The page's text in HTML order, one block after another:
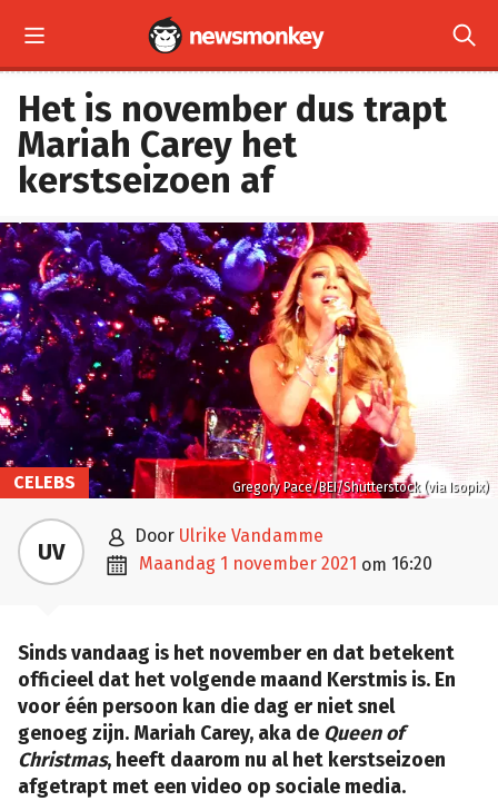
 
Het is november dus trapt
Mariah Carey het
kerstseizoen af
Gregory Pace/BEI/Shutterstock (via Isopix)
CELEBS
UV  door Ulrike Vandamme
 maandag 1 november 2021 om 16:20
Sinds vandaag is het november en dat betekent
officieel dat het volgende maand Kerstmis is. En
voor één persoon kan die dag er niet snel
genoeg zijn. Mariah Carey, aka de Queen of
Christmas, heeft daarom nu al het kerstseizoen
afgetrapt met een video op sociale media.